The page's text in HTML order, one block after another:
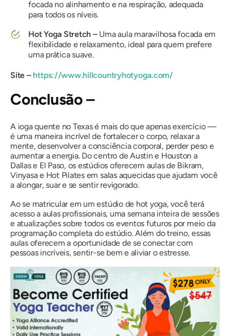
focada no alinhamento e na respiração, adequada
para todos os níveis.
Hot Yoga Stretch – Uma aula maravilhosa focada em
flexibilidade e relaxamento, ideal para quem prefere
uma prática suave.
Site –https://www.hillcountryhotyoga.com/
Conclusão –
A ioga quente no Texas é mais do que apenas exercício —
é uma maneira incrível de fortalecer o corpo, relaxar a
mente, desenvolver a consciência corporal, perder peso e
aumentar a energia. Do centro de Austin e Houston a
Dallas e El Paso, os estúdios oferecem aulas de Bikram,
Vinyasa e Hot Pilates em salas aquecidas que ajudam você
a alongar, suar e se sentir revigorado.
Ao se matricular em um estúdio de hot yoga, você terá
acesso a aulas profissionais, uma semana inteira de sessões
e atualizações sobre todos os eventos futuros por meio da
programação completa do estúdio. Além do treino, essas
aulas oferecem a oportunidade de se conectar com
pessoas incríveis, sentir-se bem e aliviar o estresse.